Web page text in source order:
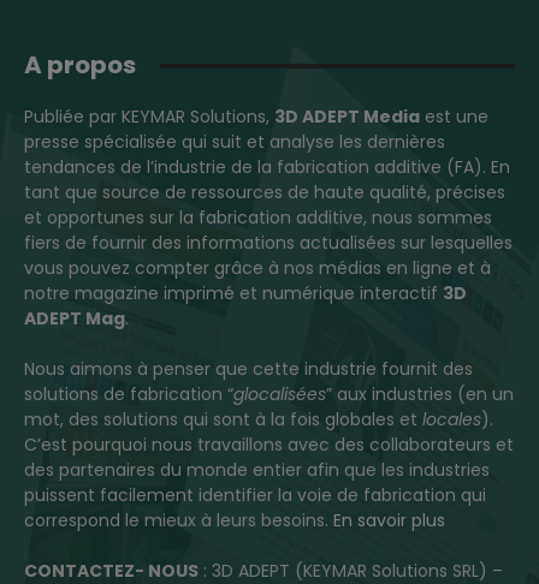
A propos
Publiée par KEYMAR Solutions, 3D ADEPT Media est une
presse spécialisée qui suit et analyse les dernières
tendances de l’industrie de la fabrication additive (FA). En
tant que source de ressources de haute qualité, précises
et opportunes sur la fabrication additive, nous sommes
fiers de fournir des informations actualisées sur lesquelles
vous pouvez compter grâce à nos médias en ligne et à
notre magazine imprimé et numérique interactif 3D
ADEPT Mag.
Nous aimons à penser que cette industrie fournit des
solutions de fabrication “glocalisées” aux industries (en un
mot, des solutions qui sont à la fois globales et locales).
C’est pourquoi nous travaillons avec des collaborateurs et
des partenaires du monde entier afin que les industries
puissent facilement identifier la voie de fabrication qui
correspond le mieux à leurs besoins. En savoir plus
CONTACTEZ- NOUS : 3D ADEPT (KEYMAR Solutions SRL) –